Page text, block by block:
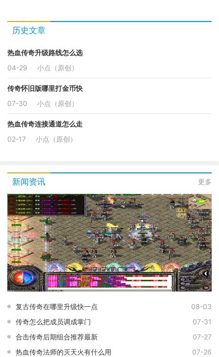
历史文章
热血传奇升级路线怎么选
04-29
小点（原创）
传奇怀旧版哪里打金币快
07-30
小点（原创）
热血传奇连接通道怎么走
02-17
小点（原创）
新闻资讯 更多
复古传奇在哪里升级快一点
08-03
传奇怎么把成员调成掌门
07-31
合击传奇后期组合推荐最新
07-27
热血传奇法师的灭天火有什么用
07-26